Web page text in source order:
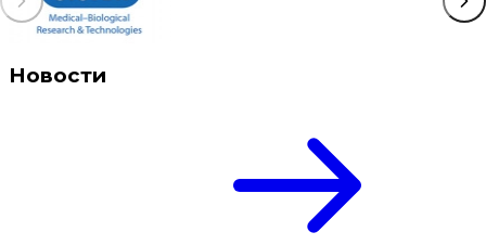
Новости